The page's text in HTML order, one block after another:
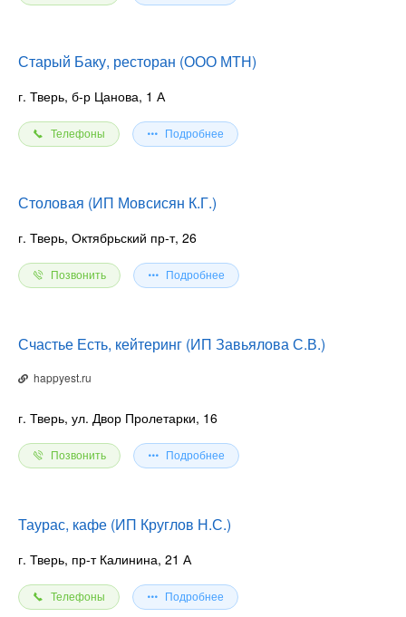
Старый Баку, ресторан (ООО МТН)
г. Тверь, б-р Цанова, 1 А
Телефоны Подробнее
Столовая (ИП Мовсисян К.Г.)
г. Тверь, Октябрьский пр-т, 26
Позвонить Подробнее
Счастье Есть, кейтеринг (ИП Завьялова С.В.)
happyest.ru
г. Тверь, ул. Двор Пролетарки, 16
Позвонить Подробнее
Таурас, кафе (ИП Круглов Н.С.)
г. Тверь, пр-т Калинина, 21 А
Телефоны Подробнее